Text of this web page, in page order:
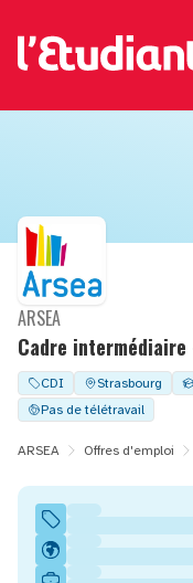
Cadre intermédiaire
ARSEA
CDI Strasbourg
Pas de télétravail
ARSEA Offres d'emploi